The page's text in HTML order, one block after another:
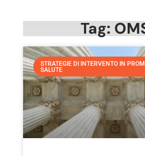
Tag:
STRATEGIE DI INTERVENTO IN
SALUTE